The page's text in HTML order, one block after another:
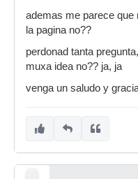
ademas me parece que
la pagina no??
perdonad tanta
muxa idea no?? ja, ja
venga un saludo y